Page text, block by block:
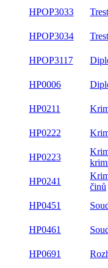
HPOP3033
HPOP3034
HPOP3117
HP0006
HP0211
HP0222
HP0223
HP0241
činů
HP0451
HP0461
HP0691